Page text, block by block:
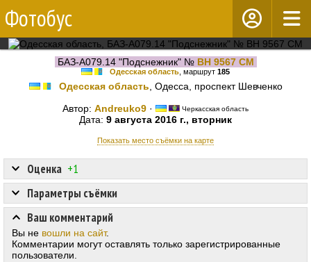
Фотобус
БАЗ-А079.14 "Подснежник" № BH 9567 CM
Одесская область , маршрут 185
Одесская область , Одесса, проспект Шевченко
Автор: Andreuko9 · Черкасская область
Дата: 9 августа 2016 г., вторник
Показать место съёмки на карте
Оценка +1
Параметры съёмки
Ваш комментарий
Вы не вошли на сайт.
Комментарии могут оставлять только зарегистрированные
пользователи.